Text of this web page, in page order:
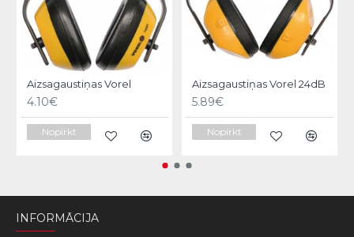
Aizsagaustiņas Vorel
4.10€
Nopirkt
Aizsagaustiņas Vorel 24dB
5.89€
Nopirkt
INFORMĀCIJA